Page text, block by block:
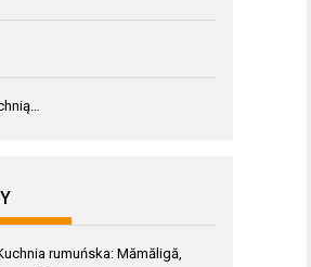
rumuńska: Mămăligă,